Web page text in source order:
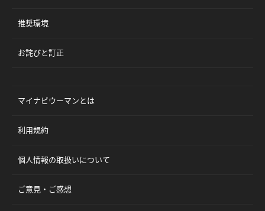
推奨環境
お詫びと訂正
マイナビウーマンとは
利用規約
個人情報の取扱いについて
ご意見・ご感想